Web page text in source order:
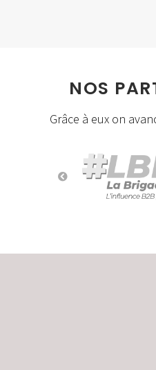
NOS
Grâce à eux on